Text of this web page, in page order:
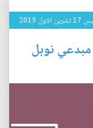
2019
في 2019: رحيل مبدعي نوبل